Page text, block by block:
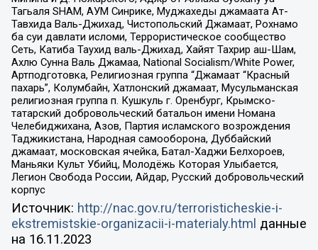
Тагьаля SHAM, АУМ Синрике, Муджахеды джамаата Ат-
Тавхида Валь-Джихад, Чистопольский Джамаат, Рохнамо
ба суи давлати исломи, Террористическое сообщество
Сеть, Катиба Таухид валь-Джихад, Хайят Тахрир аш-Шам,
Ахлю Сунна Валь Джамаа, National Socialism/White Power,
Артподготовка, Религиозная группа “Джамаат “Красный
пахарь”, Колумбайн, Хатлонский джамаат, Мусульманская
религиозная группа п. Кушкуль г. Оренбург, Крымско-
татарский добровольческий батальон имени Номана
Челебиджихана, Азов, Партия исламского возрождения
Таджикистана, Народная самооборона, Дуббайский
джамаат, московская ячейка, Батал-Хаджи Белхороев,
Маньяки Культ Убийц, Молодёжь Которая Улыбается,
Легион Свобода России, Айдар, Русский добровольческий
корпус
Источник: http://nac.gov.ru/terroristicheskie-i-
ekstremistskie-organizacii-i-materialy.html данные
на 16.11.2023